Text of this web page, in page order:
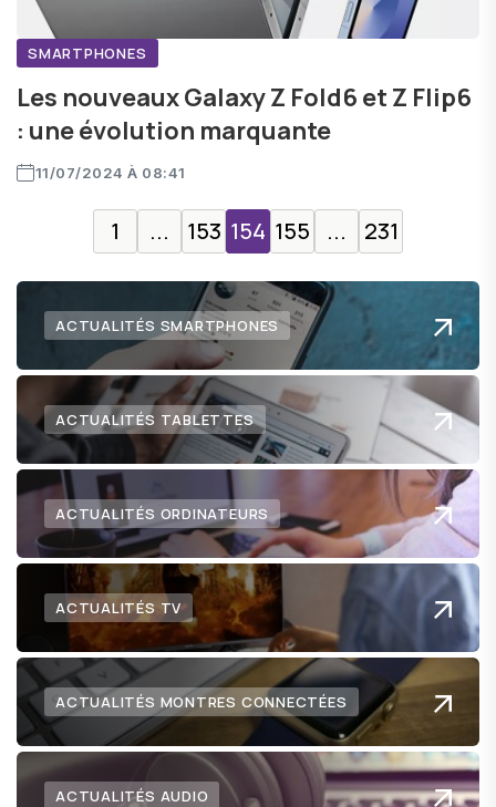
SMARTPHONES
Les nouveaux Galaxy Z Fold6 et Z Flip6
: une évolution marquante
11/07/2024 À 08:41
1 ... 153 154 155 ... 231
ACTUALITÉS SMARTPHONES
ACTUALITÉS TABLETTES
ACTUALITÉS ORDINATEURS
ACTUALITÉS TV
ACTUALITÉS MONTRES CONNECTÉES
ACTUALITÉS AUDIO